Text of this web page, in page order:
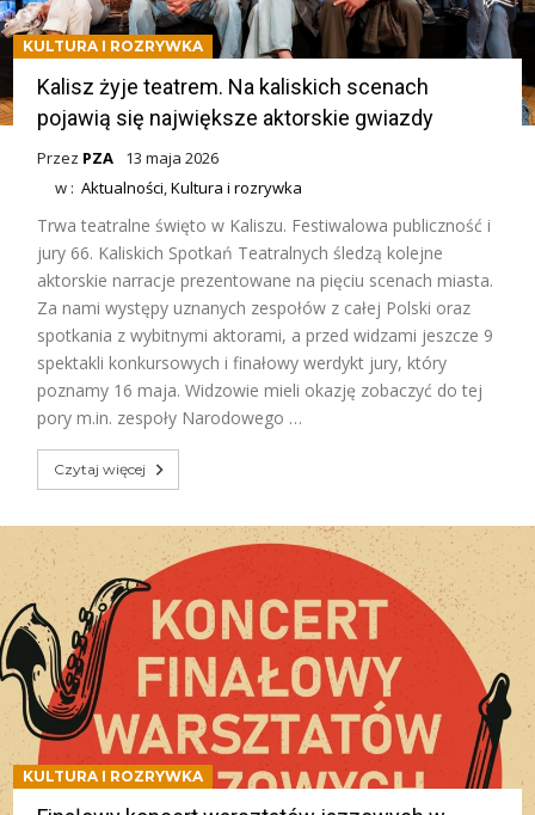
KULTURA I ROZRYWKA
Kalisz żyje teatrem. Na kaliskich scenach
pojawią się największe aktorskie gwiazdy
Przez PZA
13 maja 2026
w :Aktualności,Kultura i rozrywka
Trwa teatralne święto w Kaliszu. Festiwalowa publiczność i
jury 66. Kaliskich Spotkań Teatralnych śledzą kolejne
aktorskie narracje prezentowane na pięciu scenach miasta.
Za nami występy uznanych zespołów z całej Polski oraz
spotkania z wybitnymi aktorami, a przed widzami jeszcze 9
spektakli konkursowych i finałowy werdykt jury, który
poznamy 16 maja. Widzowie mieli okazję zobaczyć do tej
pory m.in. zespoły Narodowego …
Czytaj więcej
KULTURA I ROZRYWKA